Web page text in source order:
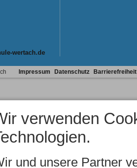
wertach.de
Impressum Datenschutz Barrierefreiheit
verwenden
und unsere Partner